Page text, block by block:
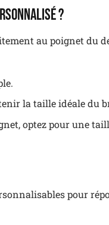
?
au poignet du
la taille idéale du
optez pour une
pour